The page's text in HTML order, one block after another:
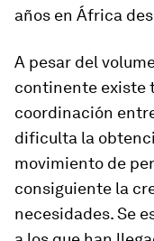
años en África
A pesar del
continente existe
coordinación
dificulta la
movimiento de
consiguiente la
necesidades. Se